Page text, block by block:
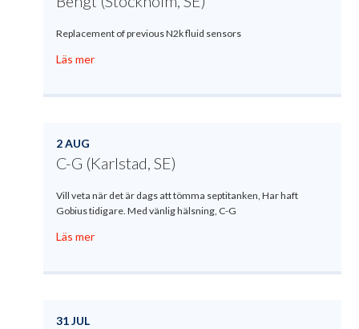
Replacement of previous N2k fluid sensors
Läs mer
2 AUG
C-G (Karlstad, SE)
Vill veta när det är dags att tömma septitanken, Har haft
Gobius tidigare. Med vänlig hälsning, C-G
Läs mer
31 JUL